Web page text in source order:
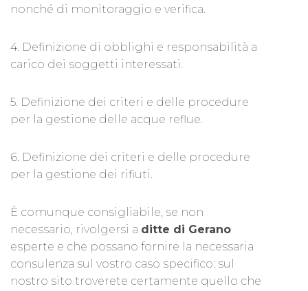
nonché di monitoraggio e verifica.
4. Definizione di obblighi e responsabilità a
carico dei soggetti interessati.
5. Definizione dei criteri e delle procedure
per la gestione delle acque reflue.
6. Definizione dei criteri e delle procedure
per la gestione dei rifiuti.
È comunque consigliabile, se non
necessario, rivolgersi a ditte di Gerano
esperte e che possano fornire la necessaria
consulenza sul vostro caso specifico: sul
nostro sito troverete certamente quello che